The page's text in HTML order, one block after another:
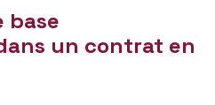
base
un contrat en